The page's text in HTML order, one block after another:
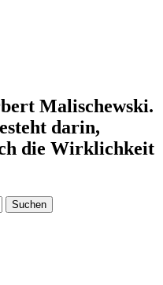
Malischewski.
darin,
die Wirklichkeit